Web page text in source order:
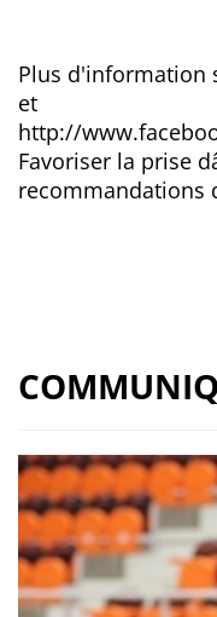
Plus d'information
et
http://
Favoriser la prise
recommandations